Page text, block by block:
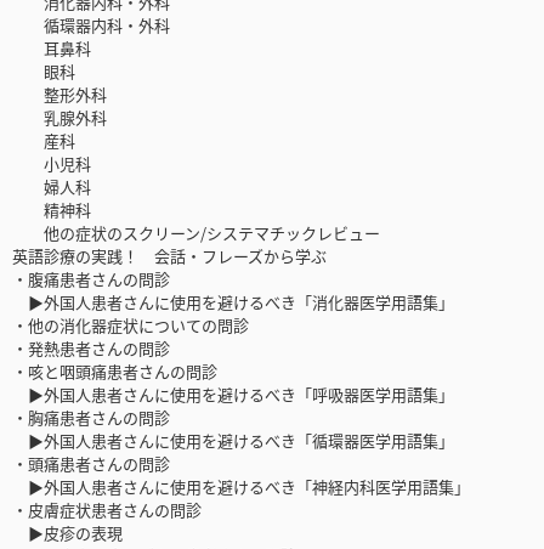
循環器内科・外科
耳鼻科
眼科
整形外科
乳腺外科
産科
小児科
婦人科
精神科
他の症状のスクリーン/システマチックレビュー
英語診療の実践！ 会話・フレーズから学ぶ
・腹痛患者さんの問診
▶外国人患者さんに使用を避けるべき「消化器医学用語集」
・他の消化器症状についての問診
・発熱患者さんの問診
・咳と咽頭痛患者さんの問診
▶外国人患者さんに使用を避けるべき「呼吸器医学用語集」
・胸痛患者さんの問診
▶外国人患者さんに使用を避けるべき「循環器医学用語集」
・頭痛患者さんの問診
▶外国人患者さんに使用を避けるべき「神経内科医学用語集」
・皮膚症状患者さんの問診
▶皮疹の表現